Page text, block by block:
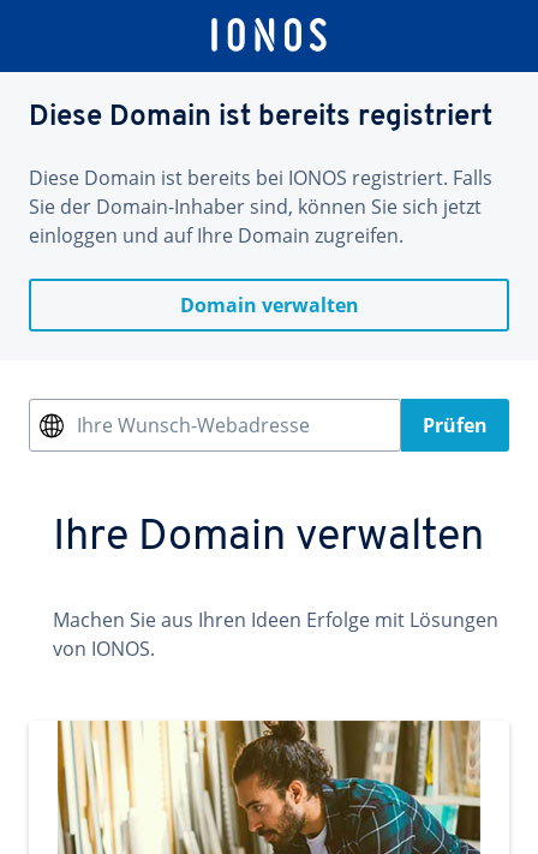
Diese Domain ist bereits registriert
Diese Domain ist bereits bei IONOS registriert. Falls
Sie der Domain-Inhaber sind, können Sie sich jetzt
einloggen und auf Ihre Domain zugreifen.
Domain verwalten
Ihre Wunsch-Webadresse Prüfen
Ihre Domain verwalten
Machen Sie aus Ihren Ideen Erfolge mit Lösungen
von IONOS.